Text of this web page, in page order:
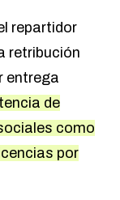
repartidor
retribución
entrega
de
como
por